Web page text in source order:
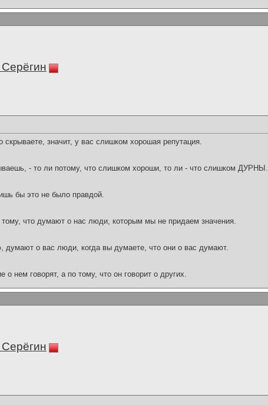
значит, у вас слишком хорошая репутация.
- то ли потому, что слишком хороши, то ли - что слишком ДУРНЫ.
бы это не было правдой.
что думают о нас люди, которым мы не придаем значения.
думают о вас люди, когда вы думаете, что они о вас думают.
о нем говорят, а по тому, что он говорит о других.